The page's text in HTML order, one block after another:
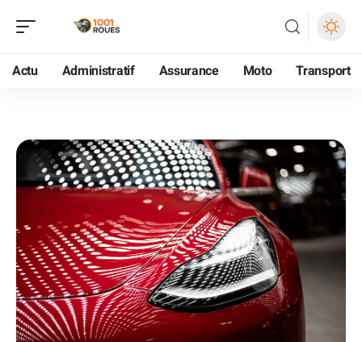
Actu Administratif Assurance Moto Transport